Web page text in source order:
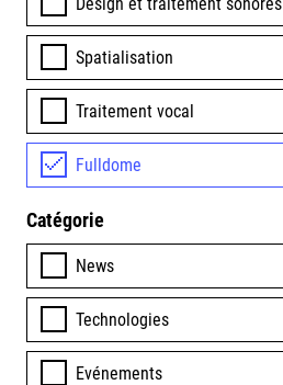
Spatialisation
Traitement vocal
Fulldome
Catégorie
News
Technologies
Evénements